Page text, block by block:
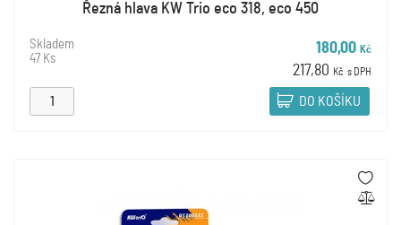
Řezná hlava KW Trio eco 318, eco 450
Skladem
47 Ks
180,00 Kč
217,80 Kč s DPH
DO KOŠÍKU